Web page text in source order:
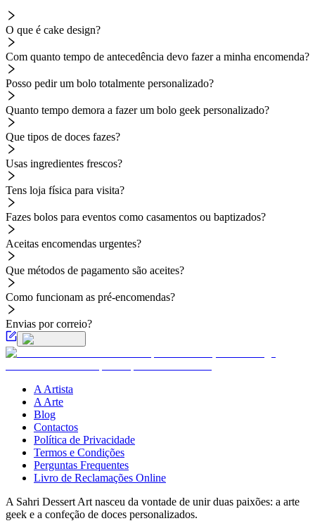
O que é cake design?
Com quanto tempo de antecedência devo fazer a minha encomenda?
Posso pedir um bolo totalmente personalizado?
Quanto tempo demora a fazer um bolo geek personalizado?
Que tipos de doces fazes?
Usas ingredientes frescos?
Tens loja física para visita?
Fazes bolos para eventos como casamentos ou baptizados?
Aceitas encomendas urgentes?
Que métodos de pagamento são aceites?
Como funcionam as pré-encomendas?
Envias por correio?
A Artista
A Arte
Blog
Contactos
Política de Privacidade
Termos e Condições
Perguntas Frequentes
Livro de Reclamações Online
A Sahri Dessert Art nasceu da vontade de unir duas paixões: a arte
geek e a confeção de doces personalizados.